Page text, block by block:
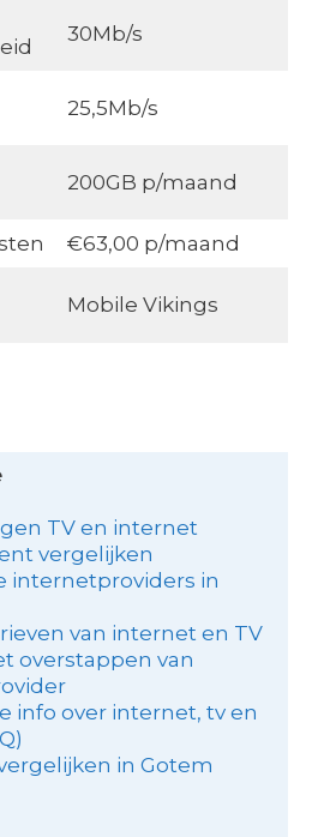
30Mb/s
25,5Mb/s
200GB p/maand
€63,00 p/maand
Mobile Vikings
TV en internet
vergelijken
internetproviders in
van internet en TV
overstappen van
info over internet, tv en
in Gotem